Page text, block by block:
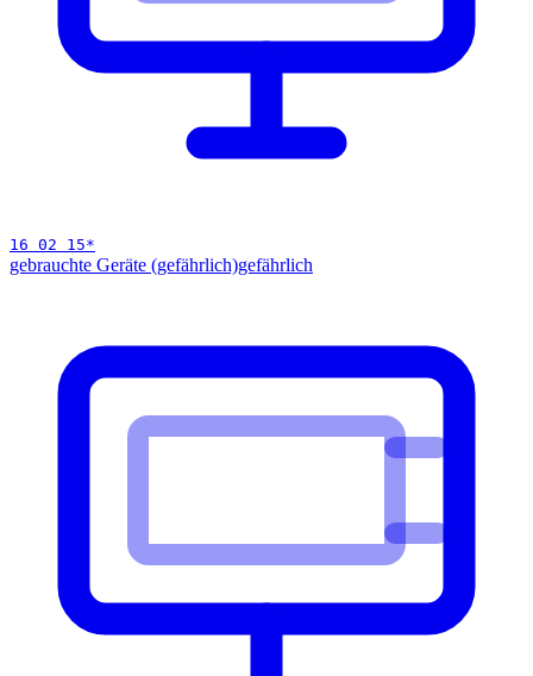
16 02 15*
gebrauchte Geräte (gefährlich)gefährlich